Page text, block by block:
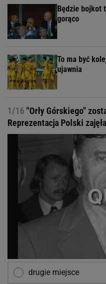
Będzie bojkot
gorąco
To ma być
ujawnia
1/16 "Orły Górskiego"
Reprezentacja Polski
drugie miejsce